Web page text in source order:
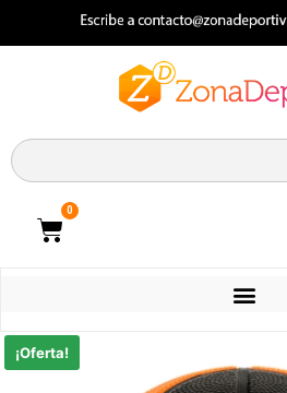
0
¡Oferta!